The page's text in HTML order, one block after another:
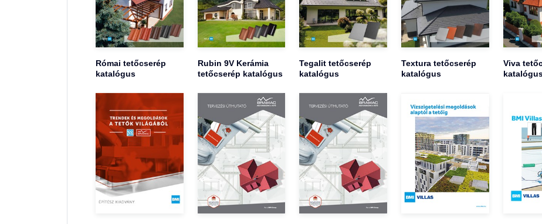
Római tetőcserép
katalógus
Rubin 9V Kerámia
tetőcserép katalógus
Tegalit tetőcserép
katalógus
Textura tetőcserép
katalógus
Viva